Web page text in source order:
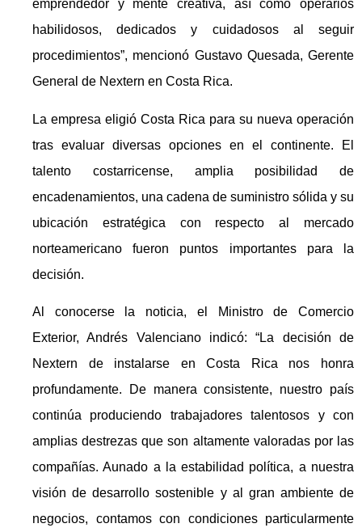
emprendedor y mente creativa, así como operarios
habilidosos, dedicados y cuidadosos al seguir
procedimientos”, mencionó Gustavo Quesada, Gerente
General de Nextern en Costa Rica.
La empresa eligió Costa Rica para su nueva operación
tras evaluar diversas opciones en el continente. El
talento costarricense, amplia posibilidad de
encadenamientos, una cadena de suministro sólida y su
ubicación estratégica con respecto al mercado
norteamericano fueron puntos importantes para la
decisión.
Al conocerse la noticia, el Ministro de Comercio
Exterior, Andrés Valenciano indicó: “La decisión de
Nextern de instalarse en Costa Rica nos honra
profundamente. De manera consistente, nuestro país
continúa produciendo trabajadores talentosos y con
amplias destrezas que son altamente valoradas por las
compañías. Aunado a la estabilidad política, a nuestra
visión de desarrollo sostenible y al gran ambiente de
negocios, contamos con condiciones particularmente